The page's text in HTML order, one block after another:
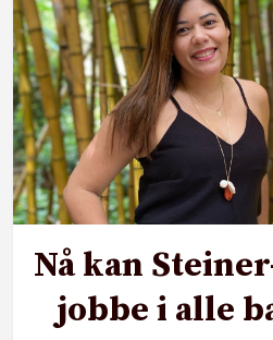
Nå kan
jobbe i alle